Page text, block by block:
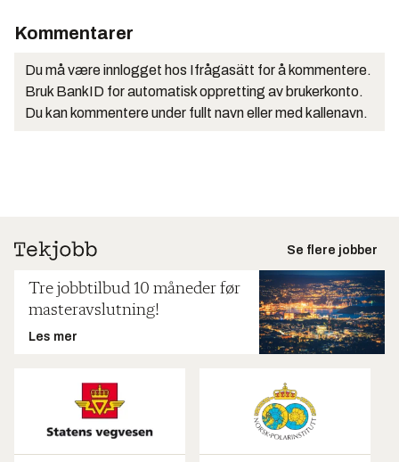
Kommentarer
Du må være innlogget hos Ifrågasätt for å kommentere.
Bruk BankID for automatisk oppretting av brukerkonto.
Du kan kommentere under fullt navn eller med kallenavn.
Se flere jobber
Tre jobbtilbud 10 måneder før
masteravslutning!
Les mer